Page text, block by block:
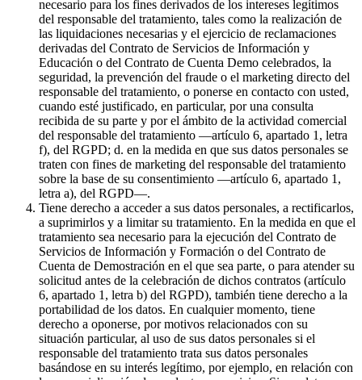
necesario para los fines derivados de los intereses legítimos
del responsable del tratamiento, tales como la realización de
las liquidaciones necesarias y el ejercicio de reclamaciones
derivadas del Contrato de Servicios de Información y
Educación o del Contrato de Cuenta Demo celebrados, la
seguridad, la prevención del fraude o el marketing directo del
responsable del tratamiento, o ponerse en contacto con usted,
cuando esté justificado, en particular, por una consulta
recibida de su parte y por el ámbito de la actividad comercial
del responsable del tratamiento —artículo 6, apartado 1, letra
f), del RGPD; d. en la medida en que sus datos personales se
traten con fines de marketing del responsable del tratamiento
sobre la base de su consentimiento —artículo 6, apartado 1,
letra a), del RGPD—.
Tiene derecho a acceder a sus datos personales, a rectificarlos,
a suprimirlos y a limitar su tratamiento. En la medida en que el
tratamiento sea necesario para la ejecución del Contrato de
Servicios de Información y Formación o del Contrato de
Cuenta de Demostración en el que sea parte, o para atender su
solicitud antes de la celebración de dichos contratos (artículo
6, apartado 1, letra b) del RGPD), también tiene derecho a la
portabilidad de los datos. En cualquier momento, tiene
derecho a oponerse, por motivos relacionados con su
situación particular, al uso de sus datos personales si el
responsable del tratamiento trata sus datos personales
basándose en su interés legítimo, por ejemplo, en relación con